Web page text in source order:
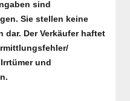
sind
Sie stellen keine
Der Verkäufer haftet
und